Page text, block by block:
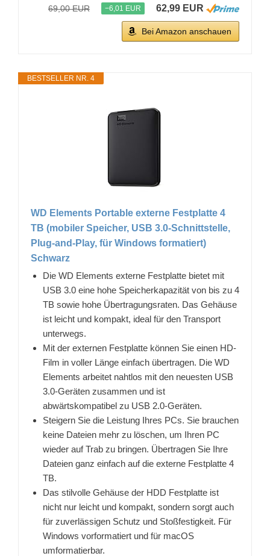
69,00 EUR −6,01 EUR 62,99 EUR
Bei Amazon anschauen
BESTSELLER NR. 4
WD Elements Portable externe Festplatte 4
TB (mobiler Speicher, USB 3.0-Schnittstelle,
Plug-and-Play, für Windows formatiert)
Schwarz
Die WD Elements externe Festplatte bietet mit
USB 3.0 eine hohe Speicherkapazität von bis zu 4
TB sowie hohe Übertragungsraten. Das Gehäuse
ist leicht und kompakt, ideal für den Transport
unterwegs.
Mit der externen Festplatte können Sie einen HD-
Film in voller Länge einfach übertragen. Die WD
Elements arbeitet nahtlos mit den neuesten USB
3.0-Geräten zusammen und ist
abwärtskompatibel zu USB 2.0-Geräten.
Steigern Sie die Leistung Ihres PCs. Sie brauchen
keine Dateien mehr zu löschen, um Ihren PC
wieder auf Trab zu bringen. Übertragen Sie Ihre
Dateien ganz einfach auf die externe Festplatte 4
TB.
Das stilvolle Gehäuse der HDD Festplatte ist
nicht nur leicht und kompakt, sondern sorgt auch
für zuverlässigen Schutz und Stoßfestigkeit. Für
Windows vorformatiert und für macOS
umformatierbar.